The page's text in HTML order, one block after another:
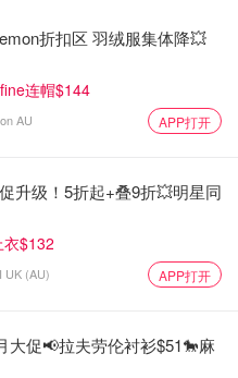
折扣区 羽绒服集体降💥
连帽$144
AU APP打开
升级！5折起+叠9折💥明星同
衣$132
UK (AU) APP打开
大促📢拉夫劳伦衬衫$51🐎麻